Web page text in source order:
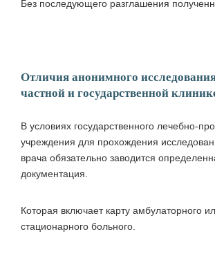
Без последующего разглашения
Отличия анонимного
частной и государственной
В условиях государственного лечебно-
учреждения для прохождения
врача обязательно заводится
документация.
Которая включает карту амбулаторного
стационарного больного.